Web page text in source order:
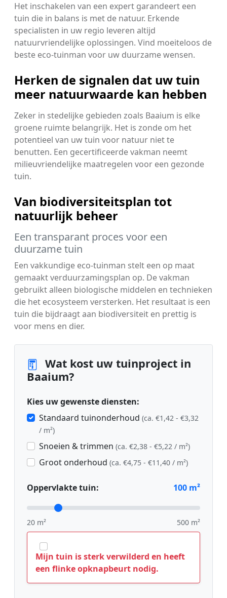
Het inschakelen van een expert garandeert een
tuin die in balans is met de natuur. Erkende
specialisten in uw regio leveren altijd
natuurvriendelijke oplossingen. Vind moeiteloos de
beste eco-tuinman voor uw duurzame wensen.
Herken de signalen dat uw tuin
meer natuurwaarde kan hebben
Zeker in stedelijke gebieden zoals Baaium is elke
groene ruimte belangrijk. Het is zonde om het
potentieel van uw tuin voor natuur niet te
benutten. Een gecertificeerde vakman neemt
milieuvriendelijke maatregelen voor een gezonde
tuin.
Van biodiversiteitsplan tot
natuurlijk beheer
Een transparant proces voor een
duurzame tuin
Een vakkundige eco-tuinman stelt een op maat
gemaakt verduurzamingsplan op. De vakman
gebruikt alleen biologische middelen en technieken
die het ecosysteem versterken. Het resultaat is een
tuin die bijdraagt aan biodiversiteit en prettig is
voor mens en dier.
Wat kost uw tuinproject in
Baaium?
Kies uw gewenste diensten:
Standaard tuinonderhoud (ca. €1,42 - €3,32
/ m²)
Snoeien & trimmen (ca. €2,38 - €5,22 / m²)
Groot onderhoud (ca. €4,75 - €11,40 / m²)
Oppervlakte tuin: 100 m²
20 m² 500 m²
Mijn tuin is sterk verwilderd en heeft
een flinke opknapbeurt nodig.